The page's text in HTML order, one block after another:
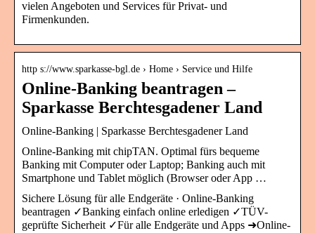
vielen Angeboten und Services für Privat- und
Firmenkunden.
http s://www.sparkasse-bgl.de › Home › Service und Hilfe
Online-Banking beantragen –
Sparkasse Berchtesgadener Land
Online-Banking | Sparkasse Berchtesgadener Land
Online-Banking mit chipTAN. Optimal fürs bequeme
Banking mit Computer oder Laptop; Banking auch mit
Smartphone und Tablet möglich (Browser oder App …
Sichere Lösung für alle Endgeräte · Online-Banking
beantragen ✓Banking einfach online erledigen ✓TÜV-
geprüfte Sicherheit ✓Für alle Endgeräte und Apps ➜Online-